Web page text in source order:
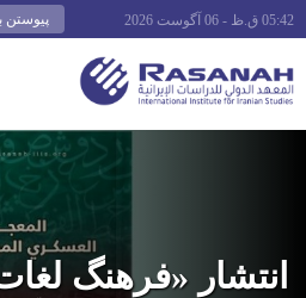
پیوستن 05:42 ق.ظ - 06 آگوست 2026
انتشار «فرهنگ